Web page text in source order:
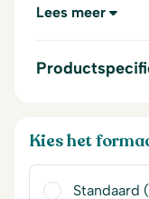
Lees meer
Kies het
Standaard